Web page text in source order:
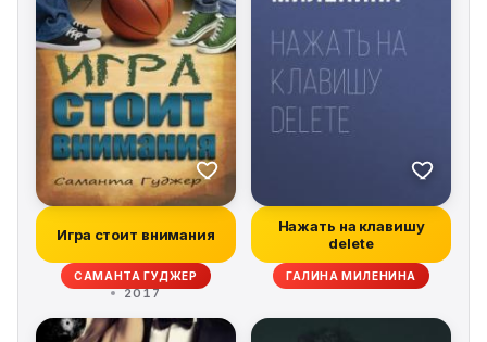
Игра стоит внимания
САМАНТА ГУДЖЕР
2017
Нажать на клавишу
delete
ГАЛИНА МИЛЕНИНА